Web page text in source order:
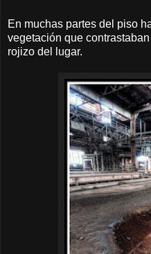
En muchas partes del piso
vegetación que
rojizo del lugar.